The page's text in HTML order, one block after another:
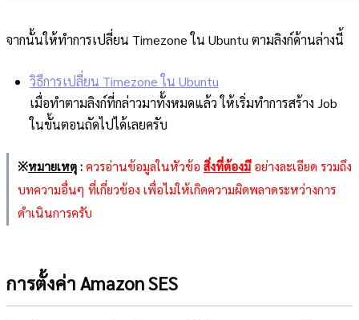
จากนั้นให้ทำการเปลี่ยน Timezone ใน Ubuntu ตามลิงก์ด้านล่างนี้
วิธีการเปลี่ยน Timezone ใน Ubuntu
เมื่อทำตามลิงก์ที่กล่าวมาทั้งหมดแล้ว ให้เริ่มทำการสร้าง Job
ในขั้นตอนถัดไปได้เลยครับ
※หมายเหตุ:ควรอ่านข้อมูลในหัวข้อ สิ่งที่ต้องมีอย่างละเอียด รวมถึง
บทความอื่นๆ ที่เกี่ยวข้อง เพื่อไม่ให้เกิดความผิดพลาดระหว่างการ
ดำเนินการครับ
การตั้งค่า Amazon SES